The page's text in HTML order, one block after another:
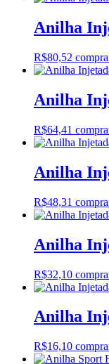
Anilha
R$80,52
Anilha
R$64,41
Anilha
R$48,31
Anilha
R$32,10
Anilha
R$16,10